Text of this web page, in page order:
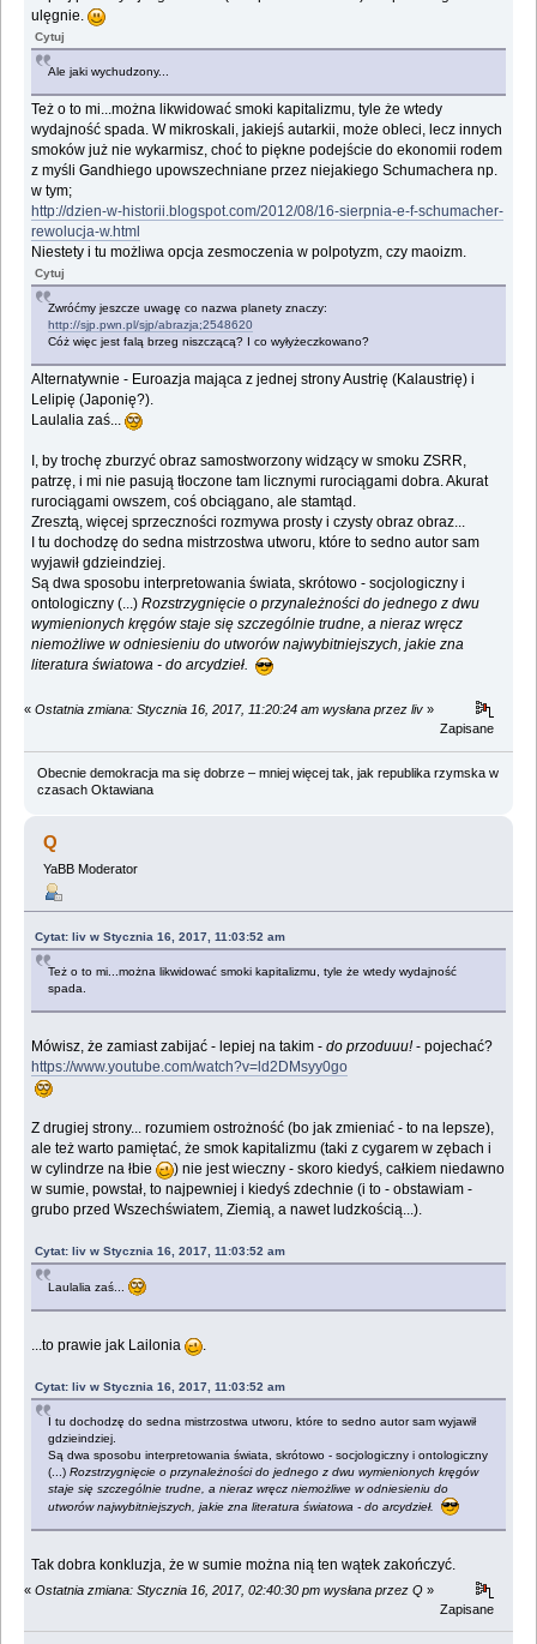
ulęgnie.
Cytuj
Ale jaki wychudzony...
Też o to mi...można likwidować smoki kapitalizmu, tyle że wtedy
wydajność spada. W mikroskali, jakiejś autarkii, może obleci, lecz innych
smoków już nie wykarmisz, choć to piękne podejście do ekonomii rodem
z myśli Gandhiego upowszechniane przez niejakiego Schumachera np.
w tym;
http://dzien-w-historii.blogspot.com/2012/08/16-sierpnia-e-f-schumacher-
rewolucja-w.html
Niestety i tu możliwa opcja zesmoczenia w polpotyzm, czy maoizm.
Cytuj
Zwróćmy jeszcze uwagę co nazwa planety znaczy:
http://sjp.pwn.pl/sjp/abrazja;2548620
Cóż więc jest falą brzeg niszczącą? I co wyłyżeczkowano?
Alternatywnie - Euroazja mająca z jednej strony Austrię (Kalaustrię) i
Lelipię (Japonię?).
Laulalia zaś...
I, by trochę zburzyć obraz samostworzony widzący w smoku ZSRR,
patrzę, i mi nie pasują tłoczone tam licznymi rurociągami dobra. Akurat
rurociągami owszem, coś obciągano, ale stamtąd.
Zresztą, więcej sprzeczności rozmywa prosty i czysty obraz obraz...
I tu dochodzę do sedna mistrzostwa utworu, które to sedno autor sam
wyjawił gdzieindziej.
Są dwa sposobu interpretowania świata, skrótowo - socjologiczny i
ontologiczny (...)Rozstrzygnięcie o przynależności do jednego z dwu
wymienionych kręgów staje się szczególnie trudne, a nieraz wręcz
niemożliwe w odniesieniu do utworów najwybitniejszych, jakie zna
literatura światowa - do arcydzieł.
« Ostatnia zmiana: Stycznia 16, 2017, 11:20:24 am wysłana przez liv »
Zapisane
Obecnie demokracja ma się dobrze – mniej więcej tak, jak republika rzymska w
czasach Oktawiana
Q
YaBB Moderator
Cytat: liv w Stycznia 16, 2017, 11:03:52 am
Też o to mi...można likwidować smoki kapitalizmu, tyle że wtedy wydajność
spada.
Mówisz, że zamiast zabijać - lepiej na takim -do przoduuu!- pojechać?
https://www.youtube.com/watch?v=ld2DMsyy0go
Z drugiej strony... rozumiem ostrożność (bo jak zmieniać - to na lepsze),
ale też warto pamiętać, że smok kapitalizmu (taki z cygarem w zębach i
w cylindrze na łbie
) nie jest wieczny - skoro kiedyś, całkiem niedawno
w sumie, powstał, to najpewniej i kiedyś zdechnie (i to - obstawiam -
grubo przed Wszechświatem, Ziemią, a nawet ludzkością...).
Cytat: liv w Stycznia 16, 2017, 11:03:52 am
Laulalia zaś...
...to prawie jak Lailonia .
Cytat: liv w Stycznia 16, 2017, 11:03:52 am
I tu dochodzę do sedna mistrzostwa utworu, które to sedno autor sam wyjawił
gdzieindziej.
Są dwa sposobu interpretowania świata, skrótowo - socjologiczny i ontologiczny
(...)Rozstrzygnięcie o przynależności do jednego z dwu wymienionych kręgów
staje się szczególnie trudne, a nieraz wręcz niemożliwe w odniesieniu do
utworów najwybitniejszych, jakie zna literatura światowa - do arcydzieł.
Tak dobra konkluzja, że w sumie można nią ten wątek zakończyć.
« Ostatnia zmiana: Stycznia 16, 2017, 02:40:30 pm wysłana przez Q »
Zapisane